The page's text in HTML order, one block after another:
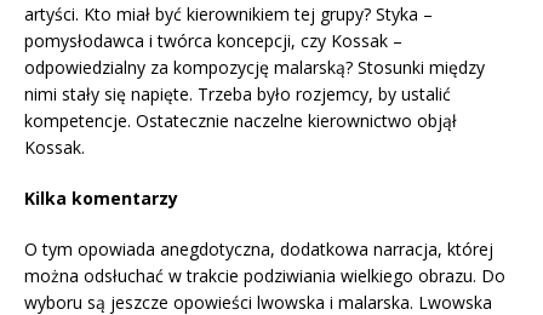
artyści. Kto miał być kierownikiem tej grupy? Styka –
pomysłodawca i twórca koncepcji, czy Kossak –
odpowiedzialny za kompozycję malarską? Stosunki między
nimi stały się napięte. Trzeba było rozjemcy, by ustalić
kompetencje. Ostatecznie naczelne kierownictwo objął
Kossak.
Kilka komentarzy
O tym opowiada anegdotyczna, dodatkowa narracja, której
można odsłuchać w trakcie podziwiania wielkiego obrazu. Do
wyboru są jeszcze opowieści lwowska i malarska. Lwowska